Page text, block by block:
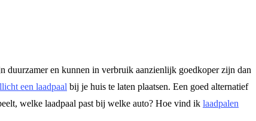
duurzamer en kunnen in verbruik aanzienlijk goedkoper zijn dan
een laadpaal bij je huis te laten plaatsen. Een goed alternatief
welke laadpaal past bij welke auto? Hoe vind ik laadpalen